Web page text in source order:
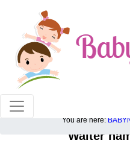
100% American
You are here:
Walter